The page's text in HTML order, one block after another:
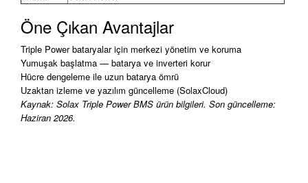
Öne Çıkan Avantajlar
Triple Power bataryalar için merkezi yönetim ve koruma
Yumuşak başlatma — batarya ve inverteri korur
Hücre dengeleme ile uzun batarya ömrü
Uzaktan izleme ve yazılım güncelleme (SolaxCloud)
Kaynak: Solax Triple Power BMS ürün bilgileri. Son güncelleme:
Haziran 2026.